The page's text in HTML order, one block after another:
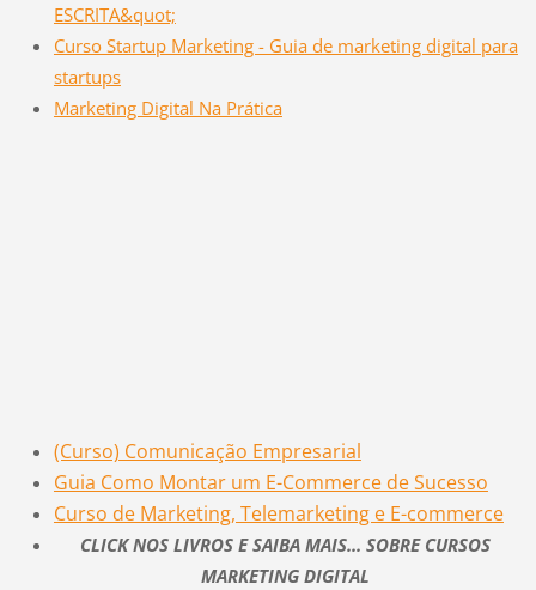
ESCRITA&quot;
Curso Startup Marketing - Guia de marketing digital para
startups
Marketing Digital Na Prática
(Curso) Comunicação Empresarial
Guia Como Montar um E-Commerce de Sucesso
Curso de Marketing, Telemarketing e E-commerce
CLICK NOS LIVROS E SAIBA MAIS... SOBRE CURSOS
MARKETING DIGITAL